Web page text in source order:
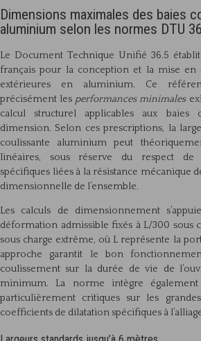
Dimensions maximales des baies
aluminium selon les normes DTU
Le Document Technique Unifié 36.5
français pour la conception et la mise
extérieures en aluminium. Ce
précisément les performances minimales
calcul structurel applicables aux baies
dimension. Selon ces prescriptions, la
coulissante aluminium peut
linéaires, sous réserve du respect de
spécifiques liées à la résistance mécanique
dimensionnelle de l’ensemble.
Les calculs de dimensionnement
déformation admissible fixés à L/300 sous
sous charge extrême, où L représente la
approche garantit le bon
coulissement sur la durée de vie de
minimum. La norme intègre
particulièrement critiques sur les
coefficients de dilatation spécifiques à